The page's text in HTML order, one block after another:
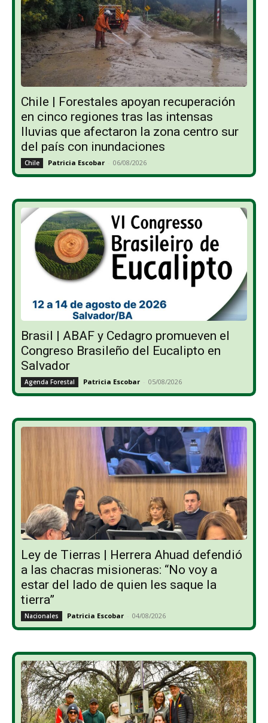
Chile | Forestales apoyan recuperación
en cinco regiones tras las intensas
lluvias que afectaron la zona centro sur
del país con inundaciones
Chile Patricia Escobar - 06/08/2026
Brasil | ABAF y Cedagro promueven el
Congreso Brasileño del Eucalipto en
Salvador
Agenda Forestal Patricia Escobar - 05/08/2026
Ley de Tierras | Herrera Ahuad defendió
a las chacras misioneras: “No voy a
estar del lado de quien les saque la
tierra”
Nacionales Patricia Escobar - 04/08/2026